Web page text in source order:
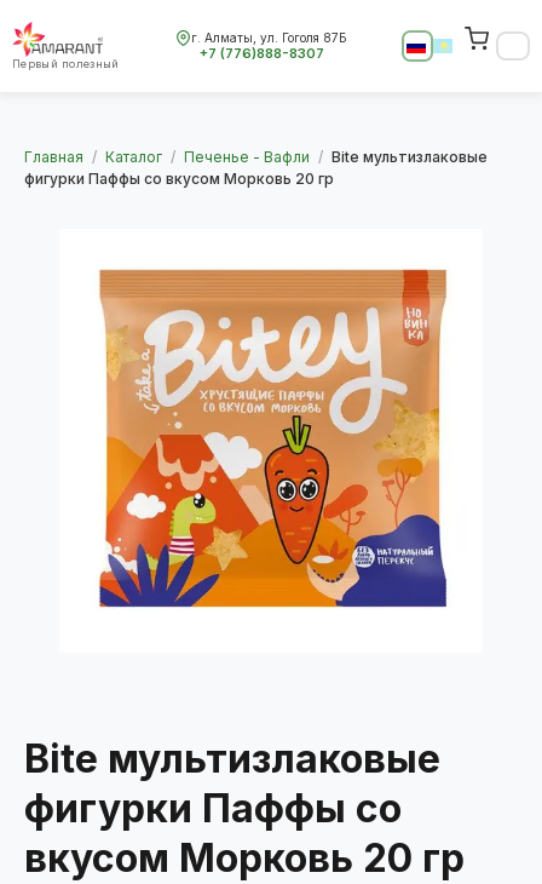
Первый полезный
г. Алматы, ул. Гоголя 87Б
+7 (776)888-8307
Главная / Каталог / Печенье - Вафли / Bite мультизлаковые
фигурки Паффы со вкусом Морковь 20 гр
Bite мультизлаковые
фигурки Паффы со
вкусом Морковь 20 гр